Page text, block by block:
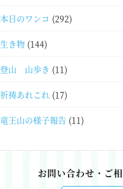
本日のワンコ (292)
生き物 (144)
登山 山歩き (11)
祈祷あれこれ (17)
竜王山の様子報告 (11)
お問い合わせ・ご